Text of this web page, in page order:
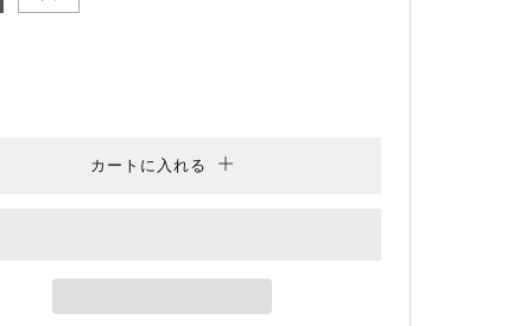
カートに入れる